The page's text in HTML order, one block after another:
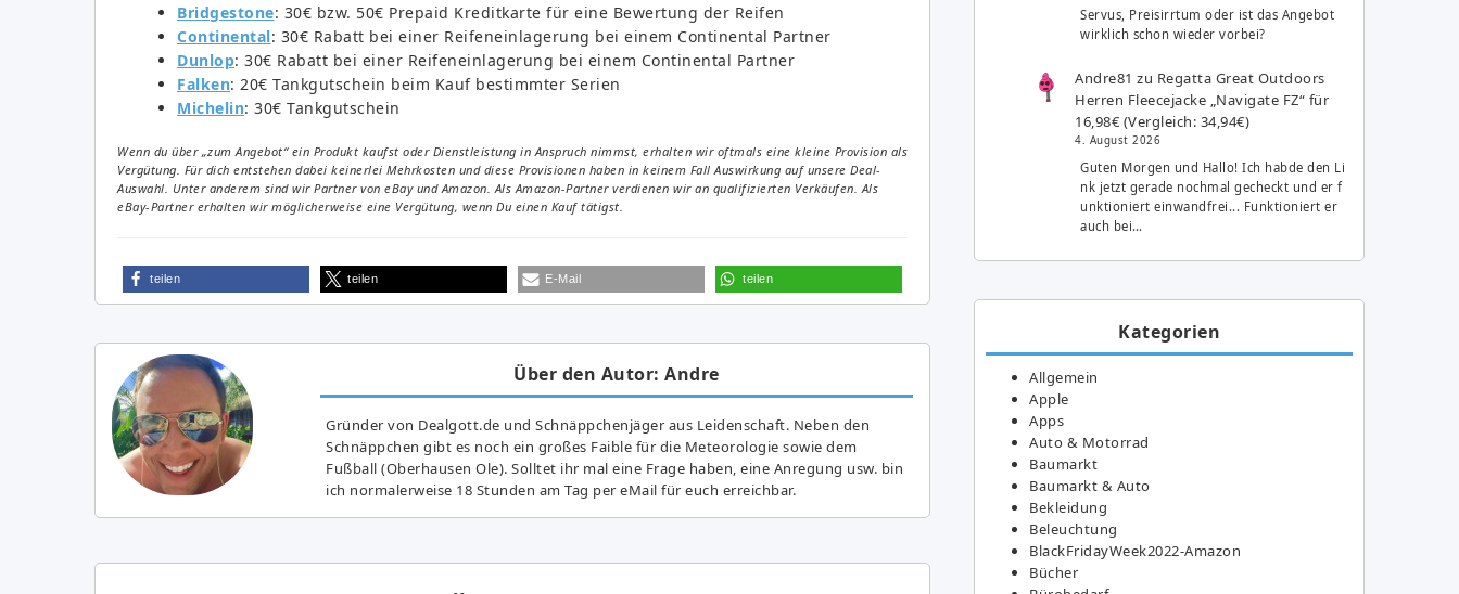
Bridgestone: 30€ bzw. 50€ Prepaid Kreditkarte für eine Bewertung der Reifen
Continental: 30€ Rabatt bei einer Reifeneinlagerung bei einem Continental Partner
Dunlop: 30€ Rabatt bei einer Reifeneinlagerung bei einem Continental Partner
Falken: 20€ Tankgutschein beim Kauf bestimmter Serien
Michelin: 30€ Tankgutschein
Wenn du über „zum Angebot“ ein Produkt kaufst oder Dienstleistung in Anspruch nimmst, erhalten wir oftmals eine kleine Provision als
Vergütung. Für dich entstehen dabei keinerlei Mehrkosten und diese Provisionen haben in keinem Fall Auswirkung auf unsere Deal-
Auswahl. Unter anderem sind wir Partner von eBay und Amazon. Als Amazon-Partner verdienen wir an qualifizierten Verkäufen. Als
eBay-Partner erhalten wir möglicherweise eine Vergütung, wenn Du einen Kauf tätigst.
teilen teilen E-Mail teilen
Über den Autor: Andre
Gründer von Dealgott.de und Schnäppchenjäger aus Leidenschaft. Neben den
Schnäppchen gibt es noch ein großes Fai­ble für die Meteorologie sowie dem
Fußball (Oberhausen Ole). Solltet ihr mal eine Frage haben, eine Anregung usw. bin
ich normalerweise 18 Stunden am Tag per eMail für euch erreichbar.
Servus, Preisirrtum oder ist das Angebot
wirklich schon wieder vorbei?
Andre81 zu Regatta Great Outdoors
Herren Fleecejacke „Navigate FZ“ für
16,98€ (Vergleich: 34,94€)
4. August 2026
Guten Morgen und Hallo! Ich habde den Li
nk jetzt gerade nochmal gecheckt und er f
unktioniert einwandfrei... Funktioniert er
auch bei…
Kategorien
Allgemein
Apple
Apps
Auto & Motorrad
Baumarkt
Baumarkt & Auto
Bekleidung
Beleuchtung
BlackFridayWeek2022-Amazon
Bücher